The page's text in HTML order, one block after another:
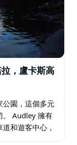
，盧卡斯高
公園，這個多元
。 Audley 擁有
和遊客中心，